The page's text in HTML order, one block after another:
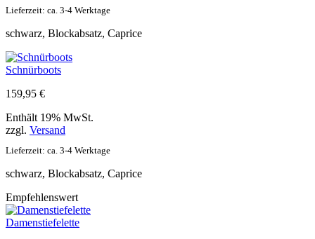
Lieferzeit: ca. 3-4 Werktage
schwarz, Blockabsatz, Caprice
Schnürboots
159,95 €
Enthält 19% MwSt.
zzgl. Versand
Lieferzeit: ca. 3-4 Werktage
schwarz, Blockabsatz, Caprice
Empfehlenswert
Damenstiefelette